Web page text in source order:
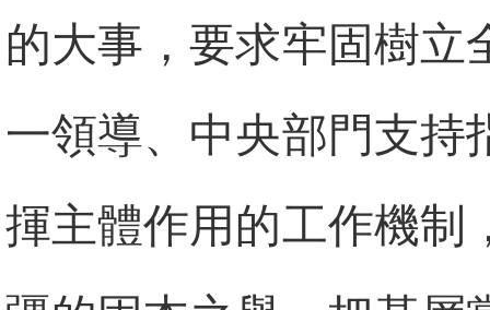
的大事，要求牢固樹立
一領導、中央部門支持
揮主體作用的工作機制